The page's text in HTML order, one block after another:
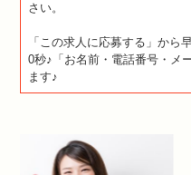
さい。
「この求人に応募する」から
0秒♪「お名前・電話番号・メ
ます♪